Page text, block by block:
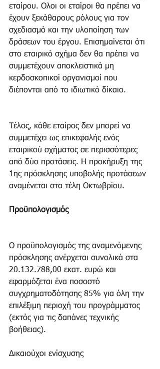
εταίρου. Ολοι οι εταίροι θα πρέπει να
έχουν ξεκάθαρους ρόλους για τον
σχεδιασμό και την υλοποίηση των
δράσεων του έργου. Επισημαίνεται ότι
στο εταιρικό σχήμα δεν θα πρέπει να
συμμετέχουν αποκλειστικά μη
κερδοσκοπικοί οργανισμοί που
διέπονται από το ιδιωτικό δίκαιο.
Τέλος, κάθε εταίρος δεν μπορεί να
συμμετέχει ως επικεφαλής ενός
εταιρικού σχήματος σε περισσότερες
από δύο προτάσεις. Η προκήρυξη της
1ης πρόσκλησης υποβολής προτάσεων
αναμένεται στα τέλη Οκτωβρίου.
Προϋπολογισμός
Ο προϋπολογισμός της αναμενόμενης
πρόσκλησης ανέρχεται συνολικά στα
20.132.788,00 εκατ. ευρώ και
εφαρμόζεται ένα ποσοστό
συγχρηματοδότησης 85% για όλη την
επιλέξιμη περιοχή του προγράμματος
(εκτός για τις δαπάνες τεχνικής
βοήθειας).
Δικαιούχοι ενίσχυσης